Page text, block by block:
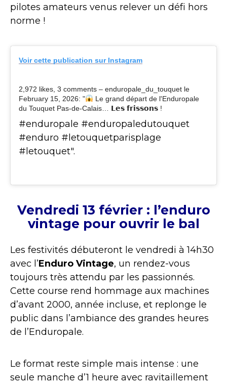
pilotes amateurs venus relever un défi hors
norme !
Voir cette publication sur Instagram
2,972 likes, 3 comments – enduropale_du_touquet le
February 15, 2026: "
Le grand départ de l'Enduropale
du Touquet Pas-de-Calais… 𝗟𝗲𝘀 𝗳𝗿𝗶𝘀𝘀𝗼𝗻𝘀 !
#enduropale #enduropaledutouquet
#enduro #letouquetparisplage
#letouquet".
Vendredi 13 février : l’enduro
vintage pour ouvrir le bal
Les festivités débuteront le vendredi à 14h30
avec l’Enduro Vintage, un rendez-vous
toujours très attendu par les passionnés.
Cette course rend hommage aux machines
d’avant 2000, année incluse, et replonge le
public dans l’ambiance des grandes heures
de l’Enduropale.
Le format reste simple mais intense : une
seule manche d’1 heure avec ravitaillement